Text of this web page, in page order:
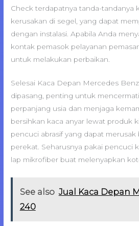
Check terdapatnya tanda-tandanya
kerusakan di segel, yang dapat
dengan instalasi. Apabila Anda
kontak pemasok pelayanan
untuk melakukan perbaikan.
Selesai Kaca Depan Mercedes
dipasang, penting untuk
perpanjang usia dan menjaga
bersihkan kaca anyar lewat produk
pencuci abrasif yang dapat
perekat. Seharusnya pakai pencuci
lap mikrofiber buat melenyapkan
See also Jual Kaca Depan
240